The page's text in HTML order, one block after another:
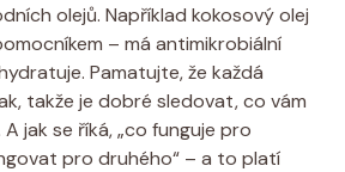
olejů. Například kokosový olej
–​ má antimikrobiální
Pamatujte, že‍ každá
takže je ⁣dobré sledovat, co vám
jak se říká, „co funguje pro
pro druhého“ ​– a​ to⁣ platí